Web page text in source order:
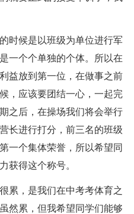
时候是以班级为单位进行军
一个个单独的个体。所以在
益放到第一位，在做事之前
，应该要团结一心，一起完
之后，在操场我们将会举行
长进行打分，前三名的班级
一个集体荣誉，所以希望同
获得这个称号。
累，是我们在中考考体育之
然累，但我希望同学们能够